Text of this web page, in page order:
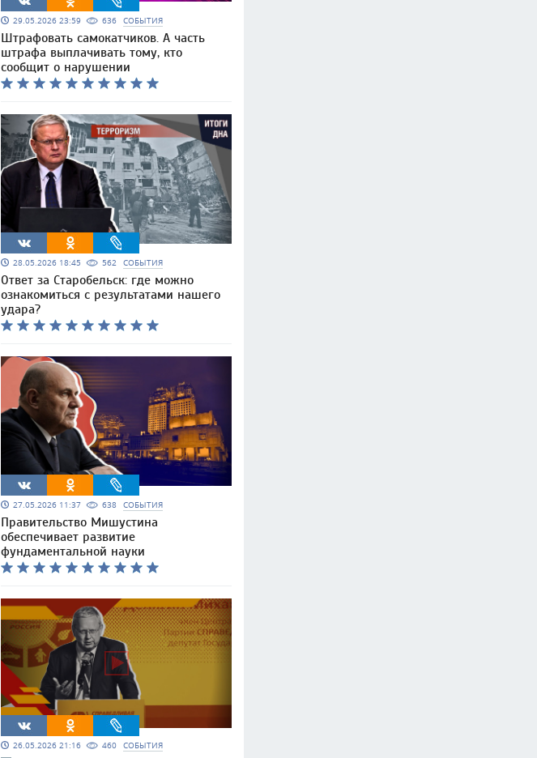
29.05.2026 23:59 636 СОБЫТИЯ
Штрафовать самокатчиков. А часть
штрафа выплачивать тому, кто
сообщит о нарушении
28.05.2026 18:45 562 СОБЫТИЯ
Ответ за Старобельск: где можно
ознакомиться с результатами нашего
удара?
27.05.2026 11:37 638 СОБЫТИЯ
Правительство Мишустина
обеспечивает развитие
фундаментальной науки
26.05.2026 21:16 460 СОБЫТИЯ